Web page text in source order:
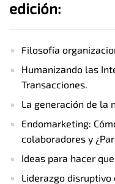
edición:
Filosofía
Humanizando las
Transacciones.
La generación de la
Endomarketing:
colaboradores y
Ideas para hacer
Liderazgo disruptivo